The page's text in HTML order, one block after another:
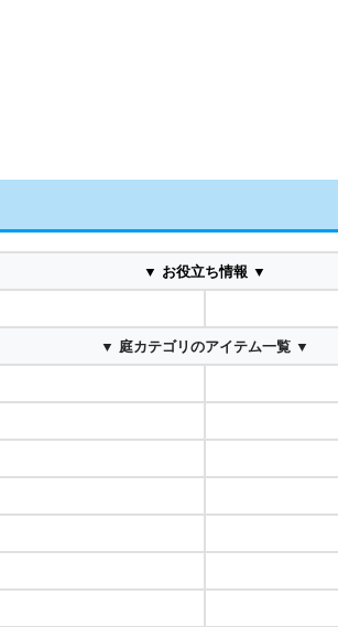
▼ お役立ち情報 ▼
▼ 庭カテゴリのアイテム一覧 ▼